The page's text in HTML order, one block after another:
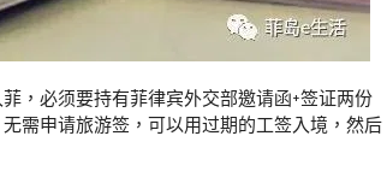
，必须要持有菲律宾外交部邀请函+签证两份
需申请旅游签，可以用过期的工签入境，然后